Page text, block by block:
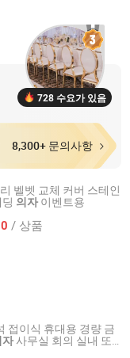
728 수요가 있음
8,300+ 문의사항
벨벳 교체 커버 스테인
의자 이벤트용
/ 상품
접이식 휴대용 경량 금
자 사무실 회의 실내 또는
Co., Ltd.